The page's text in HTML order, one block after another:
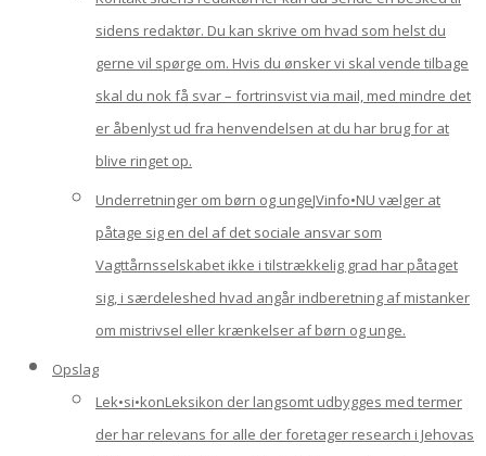
sidens redaktør. Du kan skrive om hvad som helst du
gerne vil spørge om. Hvis du ønsker vi skal vende tilbage
skal du nok få svar – fortrinsvist via mail, med mindre det
er åbenlyst ud fra henvendelsen at du har brug for at
blive ringet op.
Underretninger om børn og ungeJVinfo•NU vælger at
påtage sig en del af det sociale ansvar som
Vagttårnsselskabet ikke i tilstrækkelig grad har påtaget
sig, i særdeleshed hvad angår indberetning af mistanker
om mistrivsel eller krænkelser af børn og unge.
Opslag
Lek•si•konLeksikon der langsomt udbygges med termer
der har relevans for alle der foretager research i Jehovas